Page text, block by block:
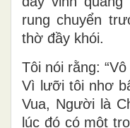
rung chuyển
thờ đầy khói.
Tôi nói rằng:
Vì lưỡi tôi nhơ
Vua, Người là
lúc đó có một